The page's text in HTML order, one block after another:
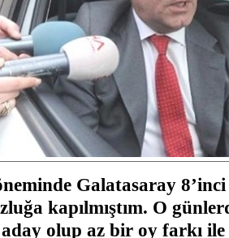
Galatasaray
kapılmıştım. O
aday olup az bir oy farkı